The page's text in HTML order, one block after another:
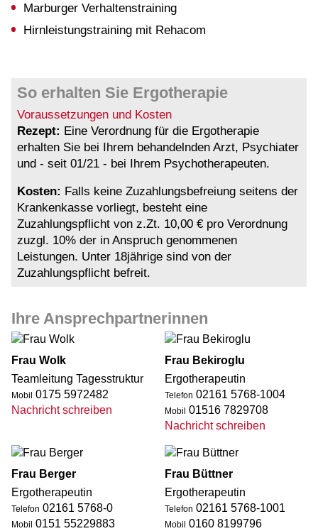
Marburger Verhaltenstraining
Hirnleistungstraining mit Rehacom
So erhalten Sie Ergotherapie
Voraussetzungen und Kosten
Rezept: Eine Verordnung für die Ergotherapie
erhalten Sie bei Ihrem behandelnden Arzt, Psychiater
und - seit 01/21 - bei Ihrem Psychotherapeuten.
Kosten: Falls keine Zuzahlungsbefreiung seitens der
Krankenkasse vorliegt, besteht eine
Zuzahlungspflicht von z.Zt. 10,00 € pro Verordnung
zuzgl. 10% der in Anspruch genommenen
Leistungen. Unter 18jährige sind von der
Zuzahlungspflicht befreit.
Ihre Ansprechpartnerinnen
Frau Wolk
Teamleitung Tagesstruktur
Mobil 0175 5972482
Nachricht schreiben
Frau Bekiroglu
Ergotherapeutin
Telefon 02161 5768-1004
Mobil 01516 7829708
Nachricht schreiben
Frau Berger
Ergotherapeutin
Telefon 02161 5768-0
Mobil 0151 55229883
Frau Büttner
Ergotherapeutin
Telefon 02161 5768-1001
Mobil 0160 8199796